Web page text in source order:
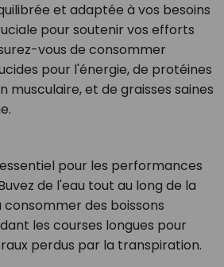
et adaptée à vos besoins
pour soutenir vos efforts
vous de consommer
pour l'énergie, de protéines
musculaire, et de graisses saines
pour les performances
de l'eau tout au long de la
des boissons
les courses longues pour
perdus par la transpiration.